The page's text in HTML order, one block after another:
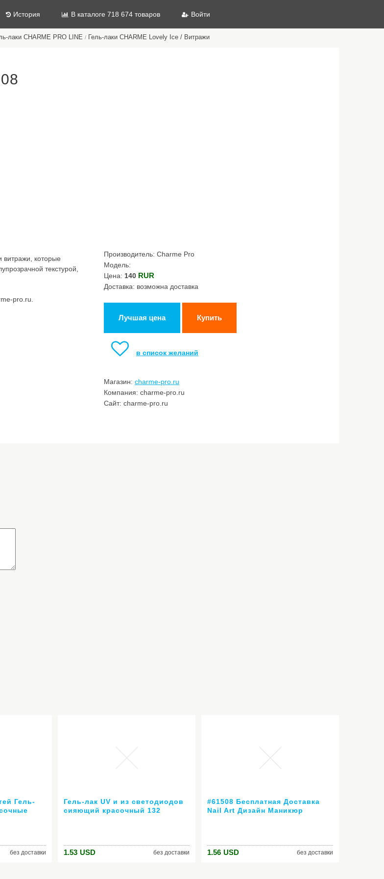
История В каталоге 718 674 товаров Войти
лаки CHARME PRO LINE / Гель-лаки CHARME Lovely Ice / Витражи
витражи, которые
текстурой,
pro.ru.
Производитель: Charme Pro
Модель:
Цена: 140 RUR
Доставка: возможна доставка
Лучшая цена Купить
в список желаний
Магазин: charme-pro.ru
Компания: charme-pro.ru
Сайт: charme-pro.ru
Гель-
без доставки
Гель-лак UV и из светодиодов
сияющий красочный 132
1.53 USD без доставки
#61508 Бесплатная Доставка
Nail Art Дизайн Маникюр
Ногтей Гелем лак
1.56 USD без доставки